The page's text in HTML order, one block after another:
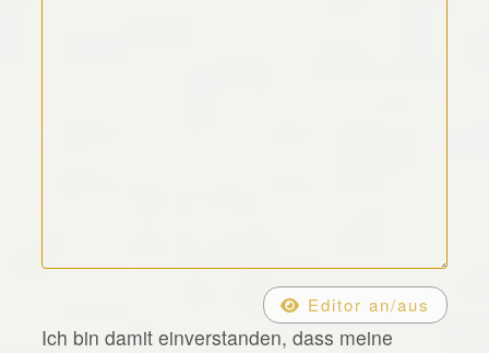
Editor an/aus
Ich bin damit einverstanden, dass meine